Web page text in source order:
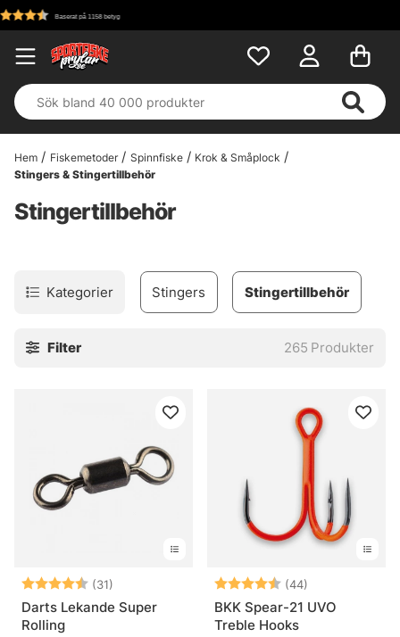
Hem Fiskemetoder Spinnfiske
Krok & Småplock
Stingers & Stingertillbehör
Stingertillbehör
Kategorier Stingers Stingertillbehör
Filter 265 Produkter
Betyg: (31)
4.7 utav 5 stjärnor
Darts Lekande Super
Rolling
Betyg: (44)
BKK Spear-21 UVO
Treble Hooks